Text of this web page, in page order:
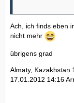
Ach, ich finds eben
nicht mehr
übrigens grad
Almaty, Kazakhstan
17.01.2012 14:16